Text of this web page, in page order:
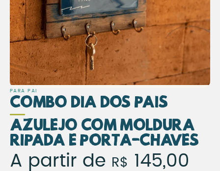
PARA PAI
Combo Dia dos Pais
Azulejo com Moldura
Ripada e Porta-Chaves
Combo Dia dos Pais –
A partir de R$ 145,00